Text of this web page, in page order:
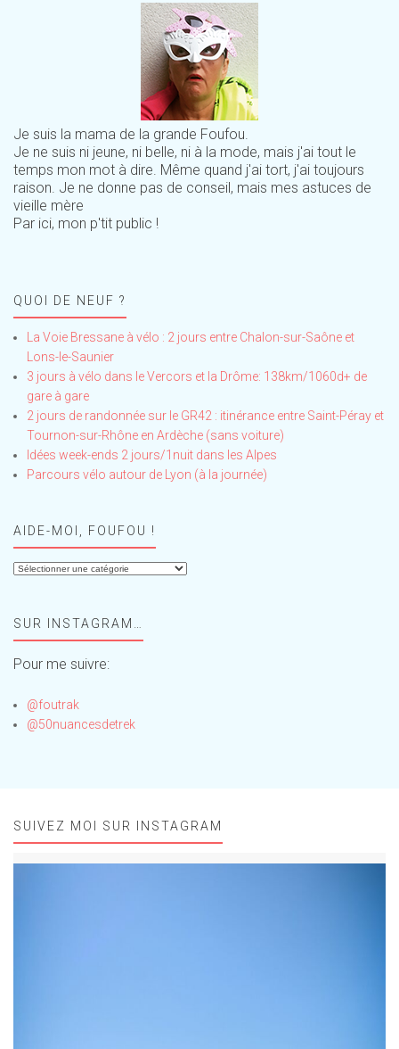
Je suis la mama de la grande Foufou.
Je ne suis ni jeune, ni belle, ni à la mode, mais j'ai tout le
temps mon mot à dire. Même quand j'ai tort, j'ai toujours
raison. Je ne donne pas de conseil, mais mes astuces de
vieille mère
Par ici, mon p'tit public !
QUOI DE NEUF ?
La Voie Bressane à vélo : 2 jours entre Chalon-sur-Saône et
Lons-le-Saunier
3 jours à vélo dans le Vercors et la Drôme: 138km/1060d+ de
gare à gare
2 jours de randonnée sur le GR42 : itinérance entre Saint-Péray et
Tournon-sur-Rhône en Ardèche (sans voiture)
Idées week-ends 2 jours/1nuit dans les Alpes
Parcours vélo autour de Lyon (à la journée)
AIDE-MOI, FOUFOU !
Aide-
!SUR INSTAGRAM…
Pour me suivre:
@foutrak
@50nuancesdetrek
SUIVEZ MOI SUR INSTAGRAM